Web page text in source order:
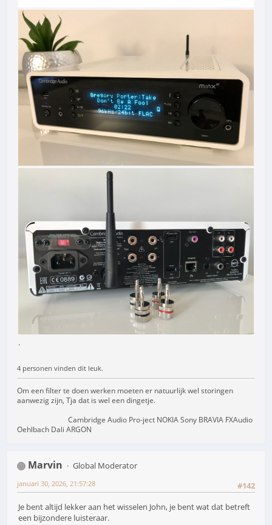
.
4 personen vinden dit leuk.
Om een filter te doen werken moeten er natuurlijk wel storingen
aanwezig zijn, Tja dat is wel een dingetje.
Cambridge Audio Pro-ject NOKIA Sony BRAVIA FXAudio
Oehlbach Dali ARGON
Marvin
Global Moderator
#142
januari 30, 2026, 21:57:28
Je bent altijd lekker aan het wisselen John, je bent wat dat betreft
een bijzondere luisteraar.